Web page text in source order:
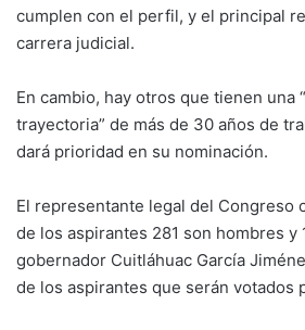
cumplen con el perfil, y el principal
carrera judicial.
En cambio, hay otros que tienen una
trayectoria” de más de 30 años de
dará prioridad en su nominación.
El representante legal del Congreso
de los aspirantes 281 son hombres y
gobernador Cuitláhuac García
de los aspirantes que serán votados